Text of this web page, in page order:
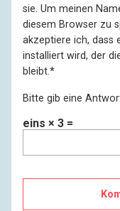
sie. Um meinen
diesem Browser zu
akzeptiere ich, dass
installiert wird, der
bleibt.*
Bitte gib eine
eins × 3 =